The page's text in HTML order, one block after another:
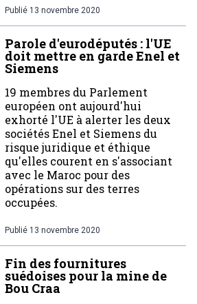
Publié 13 novembre 2020
Parole d'eurodéputés : l'UE
doit mettre en garde Enel et
Siemens
19 membres du Parlement
européen ont aujourd'hui
exhorté l'UE à alerter les deux
sociétés Enel et Siemens du
risque juridique et éthique
qu'elles courent en s'associant
avec le Maroc pour des
opérations sur des terres
occupées.
Publié 13 novembre 2020
Fin des fournitures
suédoises pour la mine de
Bou Craa